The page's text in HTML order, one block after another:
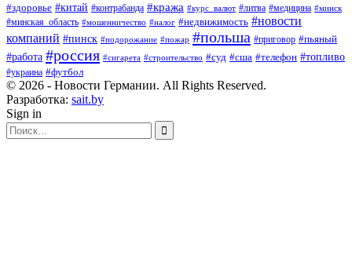
#здоровье #китай #контрабанда #кража #курс_валют #литва #медицина #минск
#минская_область #мошенничество #налог #недвижимость #новости
компаний #пинск #подорожание #пожар #польша #приговор #пьяный
#работа #россия #сигарета #строительство #суд #сша #телефон #топливо
#украина #футбол
© 2026 - Новости Германии. All Rights Reserved.
Разработка: sait.by
Sign in